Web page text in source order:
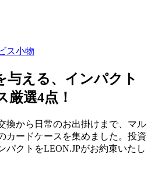
ス小物
与える、インパクト
厳選4点！
換から日常のお出掛けまで、マル
カードケースを集めました。投資
パクトをLEON.JPがお約束いたし